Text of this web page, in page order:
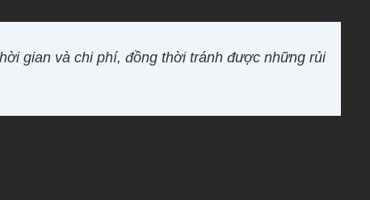
gian và chi phí, đồng thời tránh được những rủi